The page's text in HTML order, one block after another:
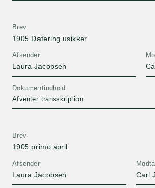
Afsender
Laura Jacobsen
Brev
1905 Datering usikker
Dokumentindhold
Afventer transskription
Afsender
Laura Jacobsen
Brev
1905 primo april
Carl